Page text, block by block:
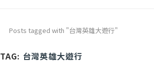
Posts tagged with "台灣英雄大遊行"
TAG: 台灣英雄大遊行